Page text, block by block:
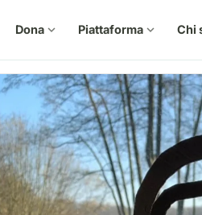
Dona expand_more Piattaforma expand_more Chi